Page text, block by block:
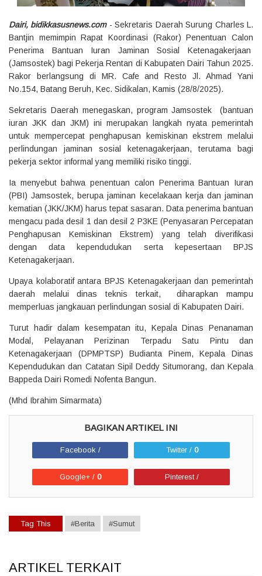
Dairi, bidikkasusnews.com- Sekretaris Daerah Surung Charles L.
Bantjin memimpin Rapat Koordinasi (Rakor) Penentuan Calon
Penerima Bantuan Iuran Jaminan Sosial Ketenagakerjaan
(Jamsostek) bagi Pekerja Rentan di Kabupaten Dairi Tahun 2025.
Rakor berlangsung di MR. Cafe and Resto Jl. Ahmad Yani
No.154, Batang Beruh, Kec. Sidikalan, Kamis (28/8/2025).
Sekretaris Daerah menegaskan, program Jamsostek (bantuan
iuran JKK dan JKM) ini merupakan langkah nyata pemerintah
untuk mempercepat penghapusan kemiskinan ekstrem melalui
perlindungan jaminan sosial ketenagakerjaan, terutama bagi
pekerja sektor informal yang memiliki risiko tinggi.
Ia menyebut bahwa penentuan calon Penerima Bantuan Iuran
(PBI) Jamsostek, berupa jaminan kecelakaan kerja dan jaminan
kematian (JKK/JKM) harus tepat sasaran. Data penerima bantuan
mengacu pada desil 1 dan desil 2 P3KE (Penyasaran Percepatan
Penghapusan Kemiskinan Ekstrem) yang telah diverifikasi
dengan data kependudukan serta kepesertaan BPJS
Ketenagakerjaan.
Upaya kolaboratif antara BPJS Ketenagakerjaan dan pemerintah
daerah melalui dinas teknis terkait, diharapkan mampu
memperluas jangkauan perlindungan sosial di Kabupaten Dairi.
Turut hadir dalam kesempatan itu, Kepala Dinas Penanaman
Modal, Pelayanan Perizinan Terpadu Satu Pintu dan
Ketenagakerjaan (DPMPTSP) Budianta Pinem, Kepala Dinas
Kependudukan dan Catatan Sipil Deddy Situmorang, dan Kepala
Bappeda Dairi Romedi Nofenta Bangun.
(Mhd Ibrahim Simarmata)
Facebook / Twitter / 0
Google+ / 0 Pinterest /
Tag This #Berita #Sumut
ARTIKEL TERKAIT